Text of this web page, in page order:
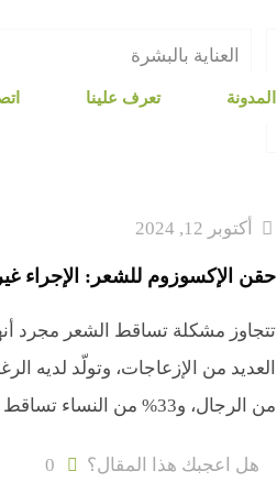
المدونة تعرف علينا
العناية بالبشرة
أكتوبر 12, 2024
حقن الإكسوزوم للشعر: الإجراء
تتجاوز مشكلة تساقط الشعر مجرد
من الرجال، و33% من النساء تساقط شعرهم في مرحلة ما. وهذا ما يثبته توجه الرجال
هل اعجبك هذا المقال؟ 0